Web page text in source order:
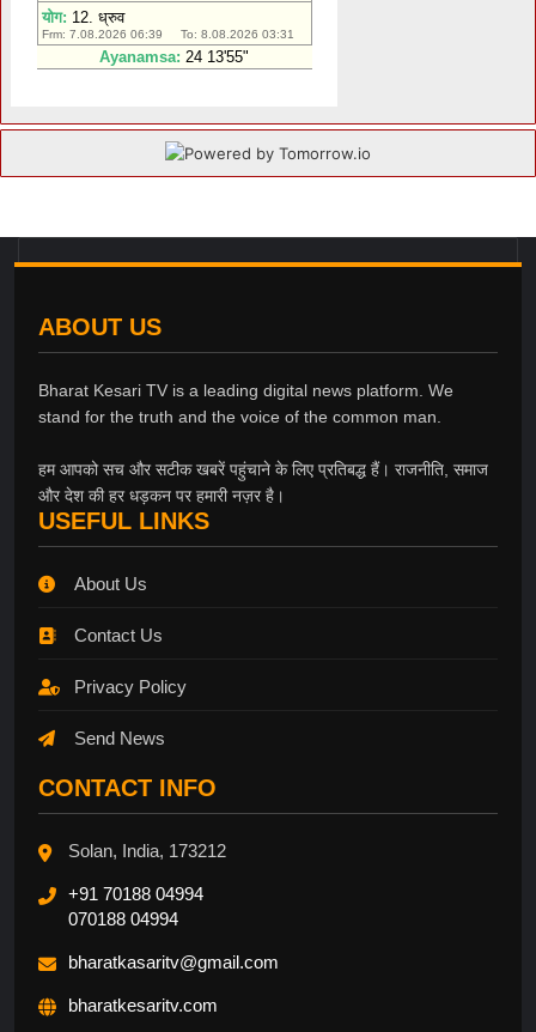
ABOUT US
Bharat Kesari TV is a leading digital news platform. We
stand for the truth and the voice of the common man.
हम आपको सच और सटीक खबरें पहुंचाने के लिए प्रतिबद्ध हैं। राजनीति, समाज
और देश की हर धड़कन पर हमारी नज़र है।
USEFUL LINKS
About Us
Contact Us
Privacy Policy
Send News
CONTACT INFO
Solan, India, 173212
+91 70188 04994
070188 04994
bharatkasaritv@gmail.com
bharatkesaritv.com